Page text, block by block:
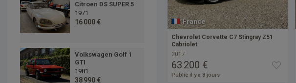
Citroen DS SUPER 5
1971
16 000 €
Volkswagen Golf 1
GTI
1981
38 990 €
France
Chevrolet Corvette C7 Stingray Z51
Cabriolet
2017
63 200 €
Publié il y a 3 jours